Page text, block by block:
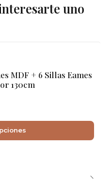
uno
MDF + 6 Sillas Eames
130cm